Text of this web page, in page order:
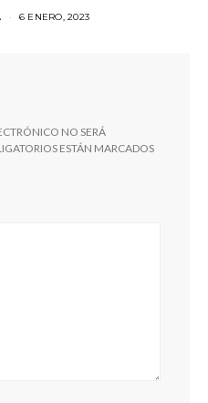
6 ENERO, 2023
NO SERÁ
ESTÁN MARCADOS